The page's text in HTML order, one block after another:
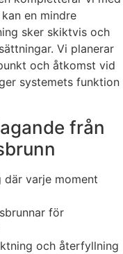
en mindre
sker skiktvis och
Vi planerar
och åtkomst vid
systemets funktion
från
varje moment
för
och återfyllning